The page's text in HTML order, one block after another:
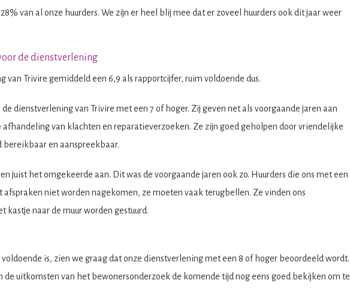
28% van al onze huurders. We zijn er heel blij mee dat er zoveel huurders ook dit jaar weer
de dienstverlening
van Trivire gemiddeld een 6,9 als rapportcijfer, ruim voldoende dus.
dienstverlening van Trivire met een 7 of hoger. Zij geven net als voorgaande jaren aan
van klachten en reparatieverzoeken. Ze zijn goed geholpen door vriendelijke
bereikbaar en aanspreekbaar.
juist het omgekeerde aan. Dit was de voorgaande jaren ook zo. Huurders die ons met een
niet worden nagekomen, ze moeten vaak terugbellen. Ze vinden ons
kastje naar de muur worden gestuurd.
is, zien we graag dat onze dienstverlening met een 8 of hoger beoordeeld wordt.
de uitkomsten van het bewonersonderzoek de komende tijd nog eens goed bekijken om te